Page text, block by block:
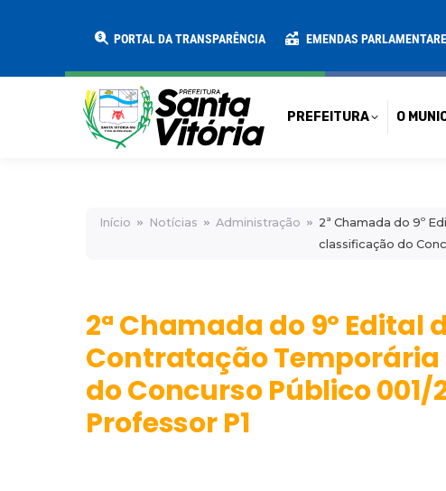
PORTAL DA TRANSPARÊNCIA EMENDAS
PREFEITURA O
Início Notícias Administração
2ª Chamada do 9º
classificação do
2ª Chamada do 9º
Contratação
do Concurso Público 001/
Professor P1